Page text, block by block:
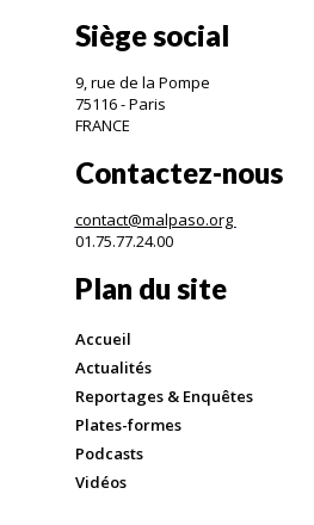
Siège social
9, rue de la Pompe
75116 - Paris
FRANCE
Contactez-nous
contact@malpaso.org
01.75.77.24.00
Plan du site
Accueil
Actualités
Reportages & Enquêtes
Plates-formes
Podcasts
Vidéos